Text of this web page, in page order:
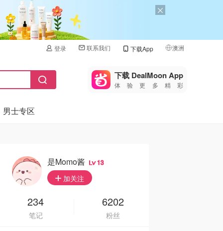
登录 联系我们 下载App 澳洲
🇺🇸
🇨🇳 中国
🇮🇹
🇦🇺
下载 DealMoon App
体验更多精彩
男士专区
是momo酱 13
加关注
234
笔记
6202
粉丝